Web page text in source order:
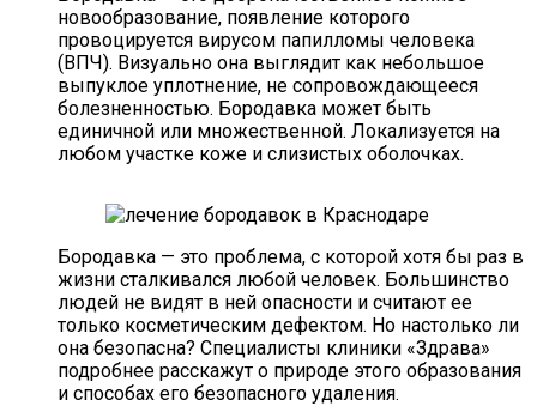
новообразование, появление которого
провоцируется вирусом папилломы человека
(ВПЧ). Визуально она выглядит как небольшое
выпуклое уплотнение, не сопровождающееся
болезненностью. Бородавка может быть
единичной или множественной. Локализуется на
любом участке коже и слизистых оболочках.
Бородавка — это проблема, с которой хотя бы раз в
жизни сталкивался любой человек. Большинство
людей не видят в ней опасности и считают ее
только косметическим дефектом. Но настолько ли
она безопасна? Специалисты клиники «Здрава»
подробнее расскажут о природе этого образования
и способах его безопасного удаления.